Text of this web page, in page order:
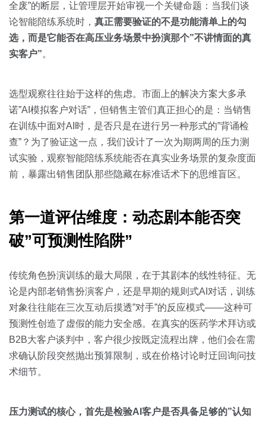
汽车
按角色
销售人员
销售管理
按业务场景
交易跟进
培训辅导
资源中心
资源中心
白皮书
销售会话智能
关于我们
预约演示
全废”的断层，让管理层开始审视一个关键命题：当我们谈
论智能陪练系统时， 真正需要验证的不是功能清单上的勾
选，而是它能否在高压业务场景中扮演那个”不讲情面的真
实客户”。
选型观察往往始于这样的焦虑。市面上的解决方案大多承
诺”AI模拟客户对话”，但销售主管们真正担心的是：当销售
在训练中面对AI时，是否只是在进行另一种形式的”背诵检
查”？为了验证这一点，我们设计了一次为期两周的压力测
试实验，观察智能陪练系统能否在真实业务场景的复杂度面
前，暴露出销售团队那些隐藏在标准话术下的思维盲区。
第一道评估维度：动态剧本能否突
破”可预测性陷阱”
传统角色扮演训练的最大局限，在于其剧本的线性特征。无
论是内部老销售扮演客户，还是早期的规则式AI对话，训练
对象往往能在三次互动后摸透”对手”的反应模式——这种可
预测性创造了虚假的能力安全感。在真实的医药学术拜访或
B2B大客户谈判中，客户很少按既定流程出牌，他们会在需
求确认阶段突然抛出预算限制，或在价格讨论时迂回询问技
术细节。
压力测试的核心，首先是检验AI客户是否具备足够的”认知